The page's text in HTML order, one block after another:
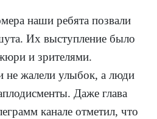
наши ребята позвали
Их выступление было
и зрителями.
не жалели улыбок, а люди
Даже глава
канале отметил, что